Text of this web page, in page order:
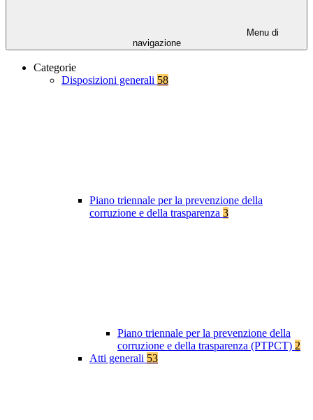
Menu di
navigazione
Categorie
Disposizioni generali 58
Piano triennale per la prevenzione della
corruzione e della trasparenza 3
Piano triennale per la prevenzione della
corruzione e della trasparenza (PTPCT) 2
Atti generali 53